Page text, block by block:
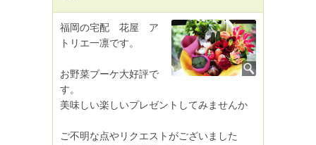
福岡の宅配 花屋 ア
トリエ一凛です。
お野菜ブーケ大好評で
す。
美味しい楽しいプレゼントしてみませんか
ご不明な点やリクエストがございました